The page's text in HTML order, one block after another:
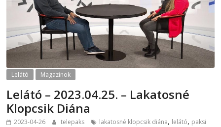
Lelátó Magazinok
Lelátó – 2023.04.25. – Lakatosné
Klopcsik Diána
2023-04-26 telepaks lakatosné klopcsik diána, lelátó, paksi